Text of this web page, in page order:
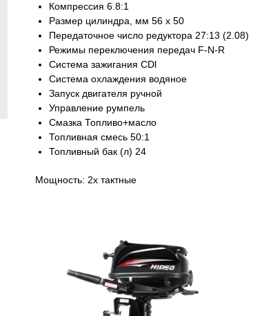
Компрессия 6.8:1
Размер цилиндра, мм 56 x 50
Передаточное число редуктора 27:13 (2.08)
Режимы переключения передач F-N-R
Система зажигания CDl
Система охлаждения водяное
Запуск двигателя ручной
Управление румпель
Смазка Топливо+масло
Топливная смесь 50:1
Топливный бак (л) 24
Мощность: 2х тактные